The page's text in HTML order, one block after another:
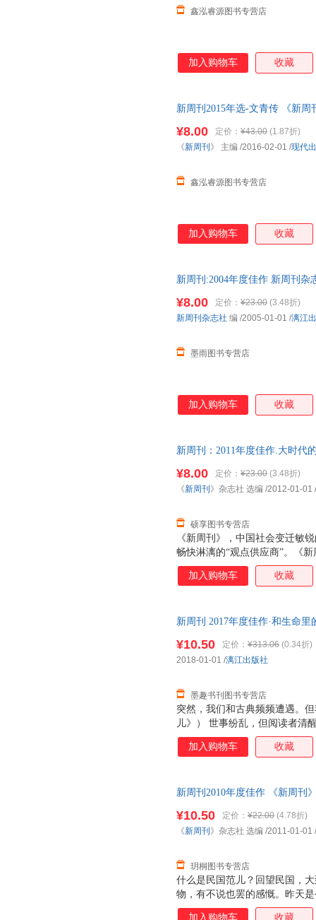
鑫泓睿源图书专营店
加入购物车 收藏
新周刊2015年选-文青传 《新
¥8.00 定价： ¥43.00 (1.87折)
鑫泓睿源图书专营店
《新周刊 》 主编 /2016-02-01 /现代
加入购物车 收藏
新周刊:2004年度佳作 新周刊
¥8.00 定价： ¥23.00 (3.48折)
墨雨图书专营店
新周刊杂志社 编 /2005-01-01 /漓江
加入购物车 收藏
新周刊：2011年度佳作.大时代
《新周刊》，中国社会变迁敏
畅快淋漓的“观点供应商”。《
发源地”。《新周刊》，商家及
读着《新周刊》成长的新锐青
活”是一种消费生活》、《搞笑
¥8.00 定价： ¥23.00 (3.48折)
硕享图书专营店
《新周刊 》杂志社 选编 /2012-01-01 /
加入购物车 收藏
新周刊 2017年度佳作·和生命
票！
突然，我们和古典频频遭遇。
儿》） 世事纷乱，但阅读者清
全感。 （《越读越性感》） 唐
（《生如唐诗》） 今天的小鲜
¥10.50 定价： ¥313.06 (0.34折)
墨趣书刊图书专营店
2018-01-01 /漓江出版社
加入购物车 收藏
新周刊2010年度佳作 《新周刊
什么是民国范儿？回望民国，
物，有不说也罢的感慨。昨天
什么范儿？请听艺术家陈丹青
¥10.50 定价： ¥22.00 (4.78折)
玥桐图书专营店
《新周刊 》杂志社 选编 /2011-01-01 /
加入购物车 收藏